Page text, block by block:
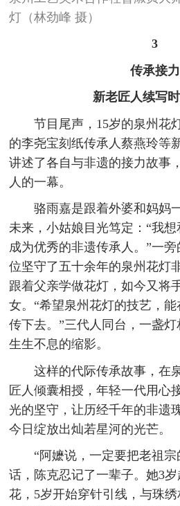
灯（林劲峰 摄）
3
传承接力
新老匠人续写
节目尾声，15岁的泉州花
的李尧宝刻纸传承人蔡燕玲等
讲述了各自与非遗的接力故事
人的一幕。
骆雨嘉是跟着外婆和妈妈
未来，小姑娘目光笃定：“我想
成为优秀的非遗传承人。”一
位坚守了五十余年的泉州花灯
跟着父亲学做花灯，如今又将
女。“希望泉州花灯的技艺，
传下去。”三代人同台，一盏
生生不息的缩影。
这样的代际传承故事，在
匠人倾囊相授，年轻一代用心
光的坚守，让历经千年的非遗
今日绽放出灿若星河的光芒。
“阿嬷说，一定要把老祖
话，陈克忍记了一辈子。她3
花，5岁开始穿针引线，与珠